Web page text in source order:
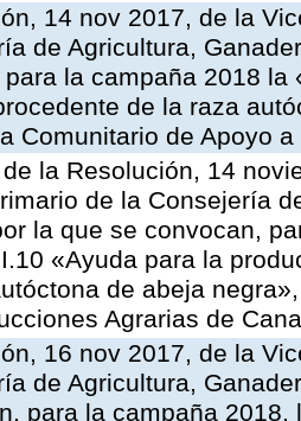
14 nov 2017, de la
de Agricultura,
la campaña 2018
de la raza
Comunitario de Apoyo
la Resolución, 14
de la Consejería
la que se convocan,
«Ayuda para la
de abeja
Agrarias de
16 nov 2017, de la
de Agricultura,
para la campaña 2018,